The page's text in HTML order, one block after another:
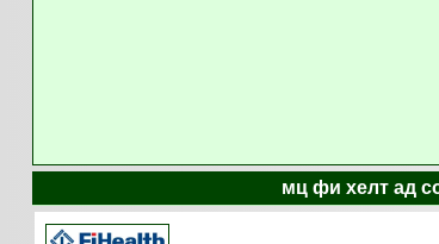
мц фи хелт ад